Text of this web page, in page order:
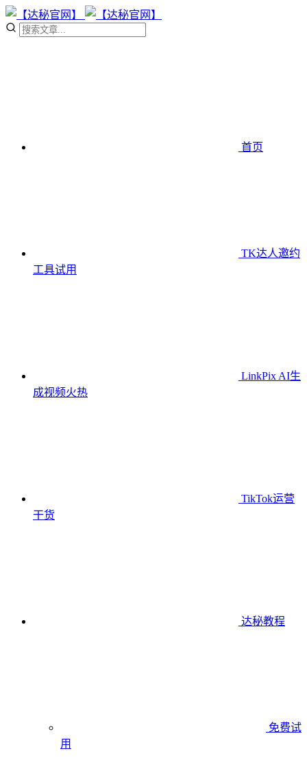
首页
TK达人邀约
工具试用
LinkPix AI生
成视频火热
TikTok运营
干货
达秘教程
免费试
用